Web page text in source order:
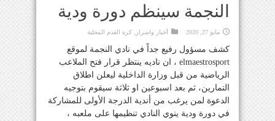
النجمة سينظم دورة ودية
مايو 27, 2020 أخبار واسرار كرة القدم المحلية
كشف مسؤول رفيع جداً في نادي النجمة لموقع
elmaestrosport ، ان ناديه ينتظر قرار فتح الملاعب
الرياضية من قبل وزارة الداخلية ليعلن اطلاق
التمارين، ثم بعد اسبوعين او ثلاثة سيقوم بتوجيه
الدعوة لمن يرغب من أندية الدرجة الأولى للمشاركة
في دورة ودية ينوي النادي تنظيمها على ملعبه ،